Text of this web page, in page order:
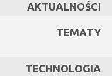
AKTUALNOŚCI
TEMATY
TECHNOLOGIA